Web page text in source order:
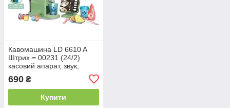
Кавомашина LD 6610 A
Штрих = 00231 (24/2)
касовий апарат, звук,
вода, аксесуари, капсули з
кавою, в коробці
690 ₴
Купити